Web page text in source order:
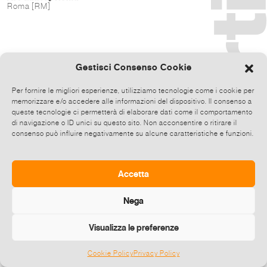
Gestisci Consenso Cookie
Per fornire le migliori esperienze, utilizziamo tecnologie come i cookie per
memorizzare e/o accedere alle informazioni del dispositivo. Il consenso a
queste tecnologie ci permetterà di elaborare dati come il comportamento
di navigazione o ID unici su questo sito. Non acconsentire o ritirare il
consenso può influire negativamente su alcune caratteristiche e funzioni.
Accetta
Nega
Visualizza le preferenze
Cookie PolicyPrivacy Policy
Roma [RM]
©2026 E-zine